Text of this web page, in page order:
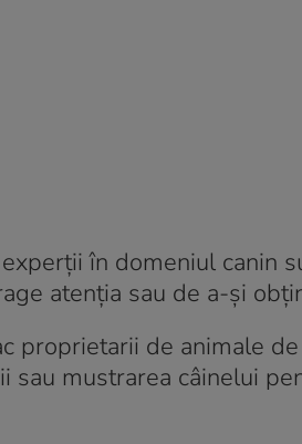
în domeniul canin
atenția sau de a-și
proprietarii de animale
sau mustrarea câinelui